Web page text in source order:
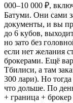
000–10 000 ₽,
Батуми. Они сами
документы, и вы
до 6 кубов,
но зато без
если нет желания
брокерами. Ещё
Тбилиси, а там
300 лари). Но
что дольше. По
+ граница +